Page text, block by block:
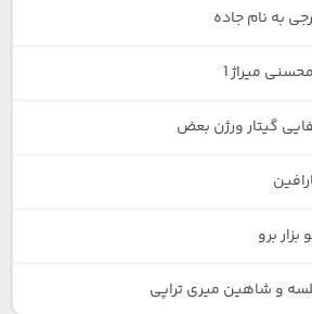
به نام جاده
میراژ 1
گیتار ورژن بعض
برو
و شاهین میری تراپی